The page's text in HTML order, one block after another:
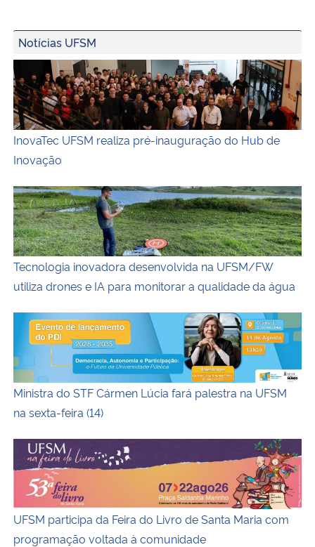
Notícias UFSM
InovaTec UFSM realiza pré-inauguração do Hub de
InovaTec UFSM realiza pré-inauguração do Hub de
Inovação
Tecnologia inovadora desenvolvida na UFSM/FW utiliza
Tecnologia inovadora desenvolvida na UFSM/FW
utiliza drones e IA para monitorar a qualidade da água
Ministra do STF Cármen Lúcia fará palestra na UFSM na
Ministra do STF Cármen Lúcia fará palestra na UFSM
na sexta-feira (14)
UFSM participa da Feira do Livro de Santa Maria com
UFSM participa da Feira do Livro de Santa Maria com
programação voltada à comunidade